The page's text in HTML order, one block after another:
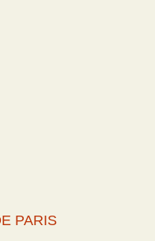
PARIS